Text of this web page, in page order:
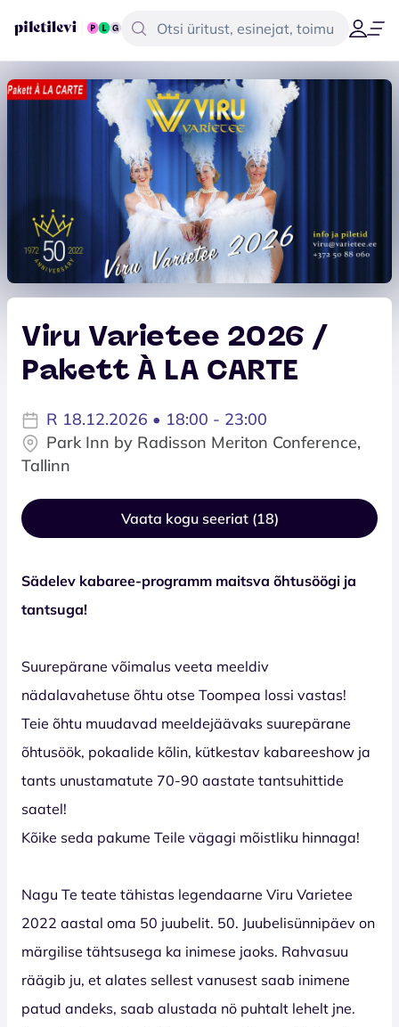
Viru Varietee 2026 /
Pakett À LA CARTE
R 18.12.2026 • 18:00 - 23:00
Park Inn by Radisson Meriton Conference,
Tallinn
Vaata kogu seeriat (18)
Sädelev kabaree-programm maitsva õhtusöögi ja
tantsuga!
Suurepärane võimalus veeta meeldiv
nädalavahetuse õhtu otse Toompea lossi vastas!
Teie õhtu muudavad meeldejäävaks suurepärane
õhtusöök, pokaalide kõlin, kütkestav kabareeshow ja
tants unustamatute 70-90 aastate tantsuhittide
saatel!
Kõike seda pakume Teile vägagi mõistliku hinnaga!
Nagu Te teate tähistas legendaarne Viru Varietee
2022 aastal oma 50 juubelit. 50. Juubelisünnipäev on
märgilise tähtsusega ka inimese jaoks. Rahvasuu
räägib ju, et alates sellest vanusest saab inimene
patud andeks, saab alustada nö puhtalt lehelt jne.